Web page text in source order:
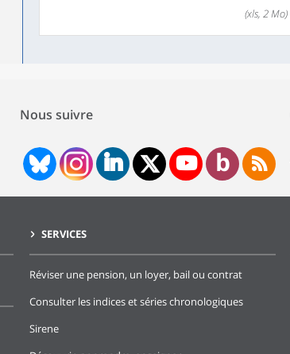
(xls, 2 Mo)
Nous suivre
SERVICES
Réviser une pension, un loyer, bail ou contrat
Consulter les indices et séries chronologiques
Sirene